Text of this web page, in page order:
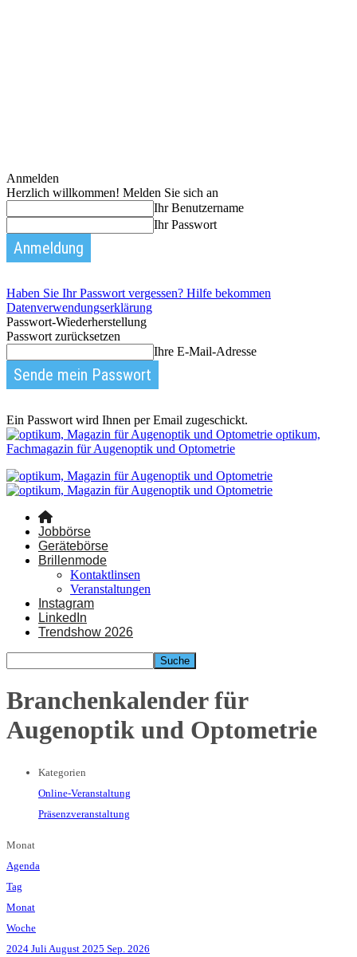
Anmelden
Herzlich willkommen! Melden Sie sich an
Ihr Benutzername
Ihr Passwort
Haben Sie Ihr Passwort vergessen? Hilfe bekommen
Datenverwendungserklärung
Passwort-Wiederherstellung
Passwort zurücksetzen
Ihre E-Mail-Adresse
Ein Passwort wird Ihnen per Email zugeschickt.
optikum,
Fachmagazin für Augenoptik und Optometrie
Jobbörse
Gerätebörse
Brillenmode
Kontaktlinsen
Veranstaltungen
Instagram
LinkedIn
Trendshow 2026
Branchenkalender für
Augenoptik und Optometrie
Kategorien
Online-Veranstaltung
Präsenzveranstaltung
Monat
Agenda
Tag
Monat
Woche
2024 Juli August 2025 Sep. 2026